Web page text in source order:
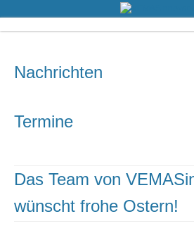
Nachrichten
Termine
Das Team von
wünscht frohe Ostern!